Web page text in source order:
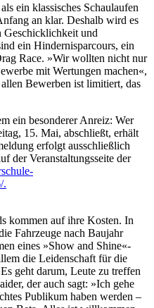
ein klassisches Schaulaufen
an klar. Deshalb wird es
Geschicklichkeit und
ein Hindernisparcours, ein
Race. »Wir wollten nicht nur
mit Wertungen machen«,
Bewerben ist limitiert, das
ein besonderer Anreiz: Wer
15. Mai, abschließt, erhält
erfolgt ausschließlich
der Veranstaltungsseite der
.
kommen auf ihre Kosten. In
Fahrzeuge nach Baujahr
eines »Show and Shine«-
die Leidenschaft für die
geht darum, Leute zu treffen
der auch sagt: »Ich gehe
Publikum haben werden –